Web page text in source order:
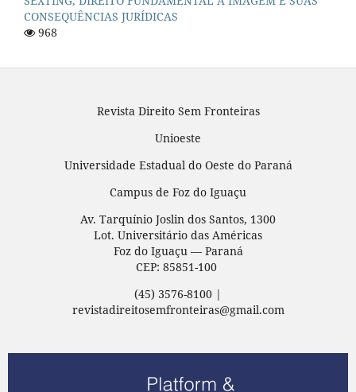
CONSEQUÊNCIAS JURÍDICAS
968
Revista Direito Sem Fronteiras
Unioeste
Universidade Estadual do Oeste do Paraná
Campus de Foz do Iguaçu
Av. Tarquínio Joslin dos Santos, 1300
Lot. Universitário das Américas
Foz do Iguaçu — Paraná
CEP: 85851-100
(45) 3576-8100 |
revistadireitosemfronteiras@gmail.com